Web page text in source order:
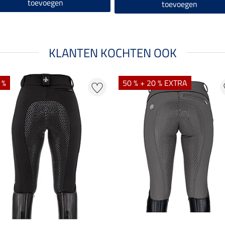
toevoegen
KLANTEN KOCHTEN OOK
50 % + 20 % EXTRA